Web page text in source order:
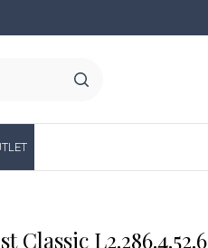
Classic L2.286.4.52.6